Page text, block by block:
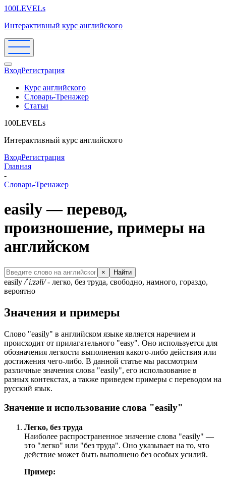
100LEVELs
Интерактивный курс английского
ВходРегистрация
Курс английского
Словарь-Тренажер
Статьи
100LEVELs
Интерактивный курс английского
ВходРегистрация
Главная
-
Словарь-Тренажер
easily — перевод,
произношение, примеры на
английском
× Найти
easily /ˈiːzəli/- легко, без труда, свободно, намного, гораздо,
вероятно
Значения и примеры
Слово "easily" в английском языке является наречием и
происходит от прилагательного "easy". Оно используется для
обозначения легкости выполнения какого-либо действия или
достижения чего-либо. В данной статье мы рассмотрим
различные значения слова "easily", его использование в
разных контекстах, а также приведем примеры с переводом на
русский язык.
Значение и использование слова "easily"
Легко, без труда
Наиболее распространенное значение слова "easily" —
это "легко" или "без труда". Оно указывает на то, что
действие может быть выполнено без особых усилий.
Пример: